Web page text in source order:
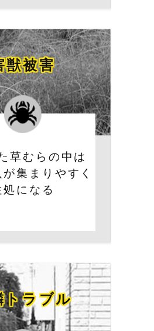
獣被害
草むらの中は
集まりやすく
処になる
トラブル